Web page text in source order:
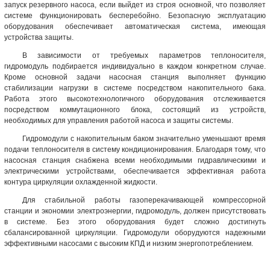
запуск резервного насоса, если выйдет из строя основной, что позволяет
системе функционировать бесперебойно. Безопасную эксплуатацию
оборудования обеспечивает автоматическая система, имеющая
устройства защиты.
В зависимости от требуемых параметров теплоносителя,
гидромодуль подбирается индивидуально в каждом конкретном случае.
Кроме основной задачи насосная станция выполняет функцию
стабилизации нагрузки в системе посредством накопительного бака.
Работа этого высокотехнологичного оборудования отслеживается
посредством коммутационного блока, состоящий из устройств,
необходимых для управления работой насоса и защиты системы.
Гидромодули с накопительным баком значительно уменьшают время
подачи теплоносителя в систему кондиционирования. Благодаря тому, что
насосная станция снабжена всеми необходимыми гидравлическими и
электрическими устройствами, обеспечивается эффективная работа
контура циркуляции охлажденной жидкости.
Для стабильной работы газоперекачивающей компрессорной
станции и экономии электроэнергии, гидромодуль, должен присутствовать
в системе. Без этого оборудования будет сложно достигнуть
сбалансированной циркуляции. Гидромодули оборудуются надежными
эффективными насосами с высоким КПД и низким энергопотреблением.